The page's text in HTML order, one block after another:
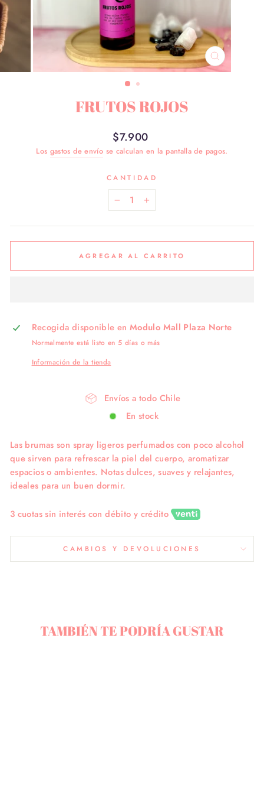
CERRAR
(ESC)
FRUTOS ROJOS
Precio
habitual
$7.900
Los gastos de envío se calculan en la pantalla de pagos.
CANTIDAD
+
AGREGAR AL CARRITO
Recogida disponible enModulo Mall Plaza Norte
Normalmente está listo en 5 días o más
Información de la tienda
Envíos a todo Chile
En stock
Las brumas son spray ligeros perfumados con poco alcohol
que sirven para refrescar la piel del cuerpo, aromatizar
espacios o ambientes. Notas dulces, suaves y relajantes,
ideales para un buen dormir.
3 cuotas sin interés con débito y crédito
CAMBIOS Y DEVOLUCIONES
TAMBIÉN TE PODRÍA GUSTAR